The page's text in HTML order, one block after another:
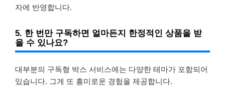
자에 반영합니다.
5. 한 번만 구독하면 얼마든지 한정적인 상품을 받
을 수 있나요?
대부분의 구독형 박스 서비스에는 다양한 테마가 포함되어
있습니다. 그게 또 흥미로운 경험을 제공합니다.